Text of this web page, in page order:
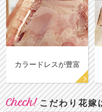
カラードレスが豊富
Check! こだわり花嫁